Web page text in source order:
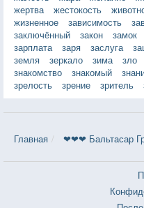
жертва
жестокость
жизненное
зависимость
заключённый
закон замок
зарплата
заря заслуга
земля
зеркало зима зло
знакомство
знакомый
зрелость
зрение зритель
Главная ❤❤❤ Бальтасар